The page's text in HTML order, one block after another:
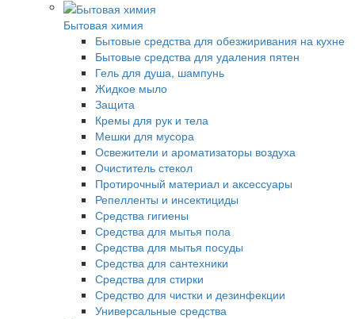
Бытовая химия
Бытовые средства для обезжиривания на кухне
Бытовые средства для удаления пятен
Гель для душа, шампунь
Жидкое мыло
Защита
Кремы для рук и тела
Мешки для мусора
Освежители и ароматизаторы воздуха
Очиститель стекол
Протирочный материал и аксессуары
Репелленты и инсектициды
Средства гигиены
Средства для мытья пола
Средства для мытья посуды
Средства для сантехники
Средства для стирки
Средство для чистки и дезинфекции
Универсальные средства